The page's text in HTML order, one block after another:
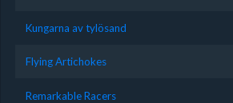
Kungarna av tylösand
Flying Artichokes
Remarkable Racers